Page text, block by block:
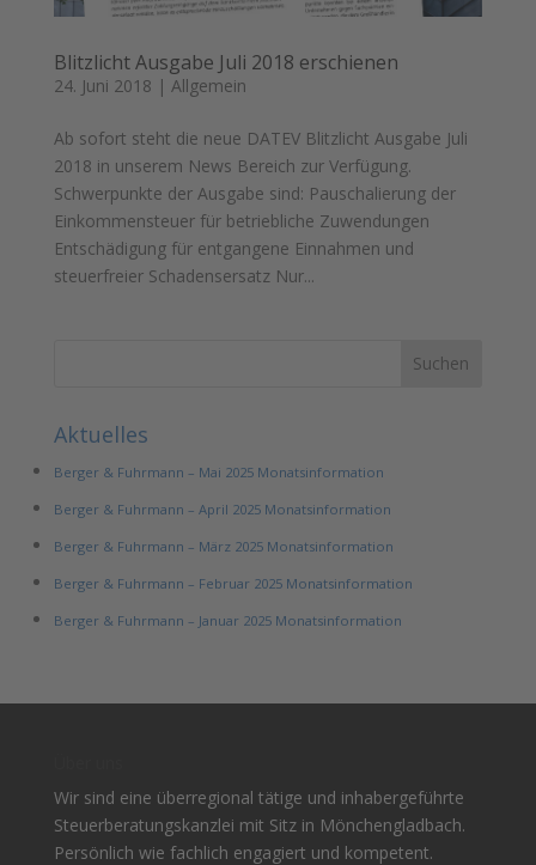
Blitzlicht Ausgabe Juli 2018 erschienen
24. Juni 2018 | Allgemein
Ab sofort steht die neue DATEV Blitzlicht Ausgabe Juli
2018 in unserem News Bereich zur Verfügung.
Schwerpunkte der Ausgabe sind: Pauschalierung der
Einkommensteuer für betriebliche Zuwendungen
Entschädigung für entgangene Einnahmen und
steuerfreier Schadensersatz Nur...
Aktuelles
Berger & Fuhrmann – Mai 2025 Monatsinformation
Berger & Fuhrmann – April 2025 Monatsinformation
Berger & Fuhrmann – März 2025 Monatsinformation
Berger & Fuhrmann – Februar 2025 Monatsinformation
Berger & Fuhrmann – Januar 2025 Monatsinformation
Wir sind eine überregional tätige und inhabergeführte
Steuerberatungskanzlei mit Sitz in Mönchengladbach.
Persönlich wie fachlich engagiert und kompetent.